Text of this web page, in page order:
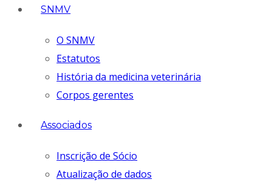
SNMV
O SNMV
Estatutos
História da medicina veterinária
Corpos gerentes
Associados
Inscrição de Sócio
Atualização de dados